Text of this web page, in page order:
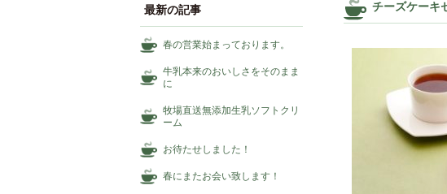
チーズケーキ
最新の記事
春の営業始まっております。
牛乳本来のおいしさをそのまま
に
牧場直送無添加生乳ソフトクリ
ーム
お待たせしました！
春にまたお会い致します！